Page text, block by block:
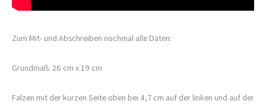
Zum Mit- und Abschreiben nochmal alle Daten:
Grundmaß: 26 cm x 19 cm
Falzen mit der kurzen Seite oben bei 4,7 cm auf der linken und auf der